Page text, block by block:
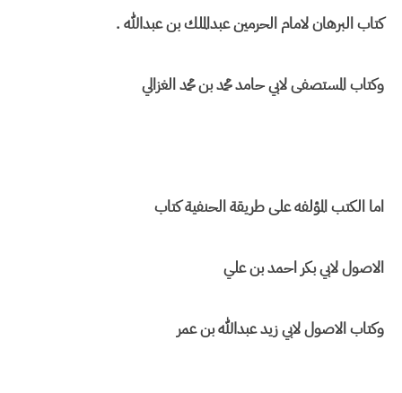
كتاب البرهان لامام الحرمين عبدالملك بن عبدالله .
وكتاب المستصفى لابي حامد محمد بن محمد الغزالي
اما الكتب المؤلفه على طريقة الحنفية كتاب
الاصول لابي بكر احمد بن علي
وكتاب الاصول لابي زيد عبدالله بن عمر